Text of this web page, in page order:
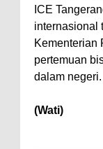
ICE
internasional
Kementerian
pertemuan
dalam negeri.
(Wati)